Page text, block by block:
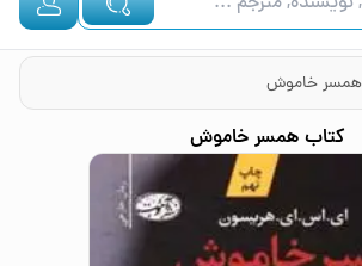
همسر خاموش
کتاب همسر خاموش